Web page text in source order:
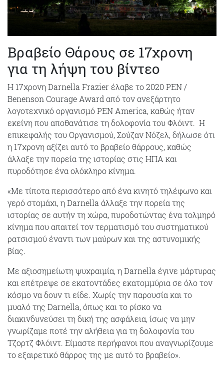
Βραβείο Θάρους σε 17χρονη
για τη λήψη του βίντεο
Η 17χρονη Darnella Frazier έλαβε το 2020 PEN /
Benenson Courage Award από τον ανεξάρτητο
λογοτεχνικό οργανισμό PEN America, καθώς ήταν
εκείνη που αποθανάτισε τη δολοφονία του Φλόιντ. Η
επικεφαλής του Οργανισμού, Σούζαν Νόζελ, δήλωσε ότι
η 17χρονη αξίζει αυτό το βραβείο θάρρους, καθώς
άλλαξε την πορεία της ιστορίας στις ΗΠΑ και
πυροδότησε ένα ολόκληρο κίνημα.
«Με τίποτα περισσότερο από ένα κινητό τηλέφωνο και
γερό στομάχι, η Darnella άλλαξε την πορεία της
ιστορίας σε αυτήν τη χώρα, πυροδοτώντας ένα τολμηρό
κίνημα που απαιτεί τον τερματισμό του συστηματικού
ρατσισμού έναντι των μαύρων και της αστυνομικής
βίας.
Με αξιοσημείωτη ψυχραιμία, η Darnella έγινε μάρτυρας
και επέτρεψε σε εκατοντάδες εκατομμύρια σε όλο τον
κόσμο να δουν τι είδε. Χωρίς την παρουσία και το
μυαλό της Darnella, όπως και το ρίσκο να
διακινδυνεύσει τη δική της ασφάλεια, ίσως να μην
γνωρίζαμε ποτέ την αλήθεια για τη δολοφονία του
Τζορτζ Φλόιντ. Είμαστε περήφανοι που αναγνωρίζουμε
το εξαιρετικό θάρρος της με αυτό το βραβείο».